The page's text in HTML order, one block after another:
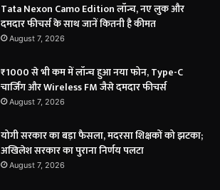
Tata Nexon Camo Edition लॉन्च, नए लुक और
दमदार फीचर्स के साथ जानें कितनी है कीमत
August 7, 2026
₹1000 से भी कम में लॉन्च हुआ नया फोन, Type-C
चार्जिंग और Wireless FM जैसे दमदार फीचर्स
August 7, 2026
योगी सरकार का बड़ा फैसला, मदरसा शिक्षकों को झटका;
अखिलेश सरकार का पुराना निर्णय पलटा
August 7, 2026